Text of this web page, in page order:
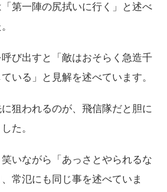
第一陣の尻拭いに行く」と述べ
び出すと「敵はおそらく急造千
いる」と見解を述べています。
狙われるのが、飛信隊だと胆に
た。
いながら「あっさとやられるな
常氾にも同じ事を述べていま